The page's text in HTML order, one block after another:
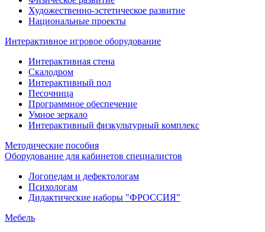
Художественно-эстетическое развитие
Национальные проекты
Интерактивное игровое оборудование
Интерактивная стена
Скалодром
Интерактивный пол
Песочница
Программное обеспечение
Умное зеркало
Интерактивный физкультурный комплекс
Методические пособия
Оборудование для кабинетов специалистов
Логопедам и дефектологам
Психологам
Дидактические наборы "ФРОССИЯ"
Мебель